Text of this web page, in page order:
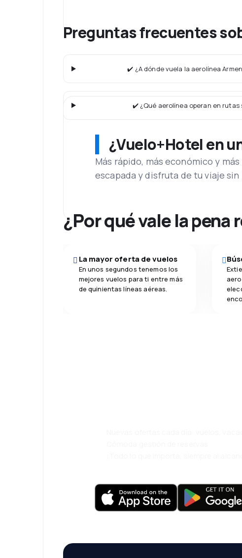
Preguntas frecuentes
✔️ ¿A dónde vuela la aerolínea
✔️ ¿Qué aerolínea operan en rutas
¿Vuelo+Hotel en
Más rápido, más económico y
escapada y disfruta de tu viaje
¿Por qué vale la
La mayor oferta de vuelos
En unos segundos tenemos los
mejores vuelos para ti entre más
de quinientas líneas aéreas.